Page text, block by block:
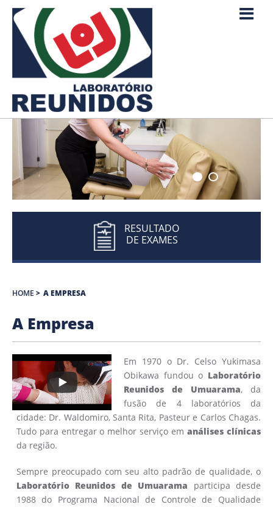
RESULTADO
DE EXAMES
HOME > A EMPRESA
A Empresa
Em 1970 o Dr. Celso Yukimasa
Obikawa fundou o Laboratório
Reunidos de Umuarama, da
fusão de 4 laboratórios da
cidade: Dr. Waldomiro, Santa Rita, Pasteur e Carlos Chagas.
Tudo para entregar o melhor serviço emanálises clínicas
da região.
Sempre preocupado com seu alto padrão de qualidade, o
Laboratório Reunidos de Umuarama participa desde
1988 do Programa Nacional de Controle de Qualidade